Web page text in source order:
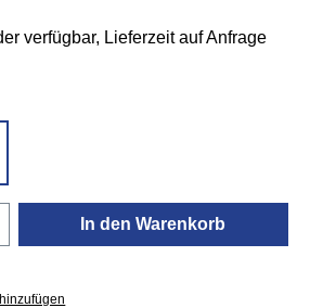
verfügbar, Lieferzeit auf Anfrage
Gib den
In den Warenkorb